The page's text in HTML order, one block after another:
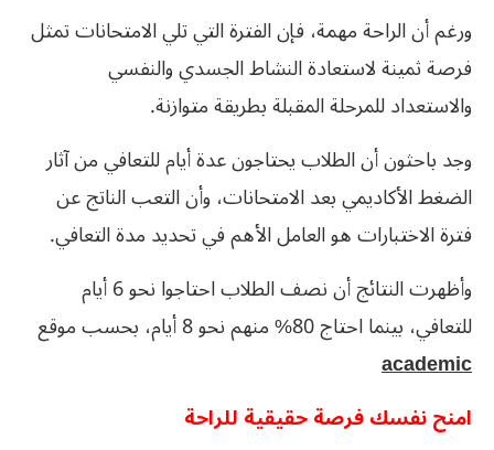
ورغم أن الراحة مهمة، فإن الفترة التي تلي الامتحانات تمثل
فرصة ثمينة لاستعادة النشاط الجسدي والنفسي
والاستعداد للمرحلة المقبلة بطريقة متوازنة.
وجد باحثون أن الطلاب يحتاجون عدة أيام للتعافي من آثار
الضغط الأكاديمي بعد الامتحانات، وأن التعب الناتج عن
فترة الاختبارات هو العامل الأهم في تحديد مدة التعافي.
وأظهرت النتائج أن نصف الطلاب احتاجوا نحو 6 أيام
للتعافي، بينما احتاج 80% منهم نحو 8 أيام، بحسب موقع
academic
امنح نفسك فرصة حقيقية للراحة